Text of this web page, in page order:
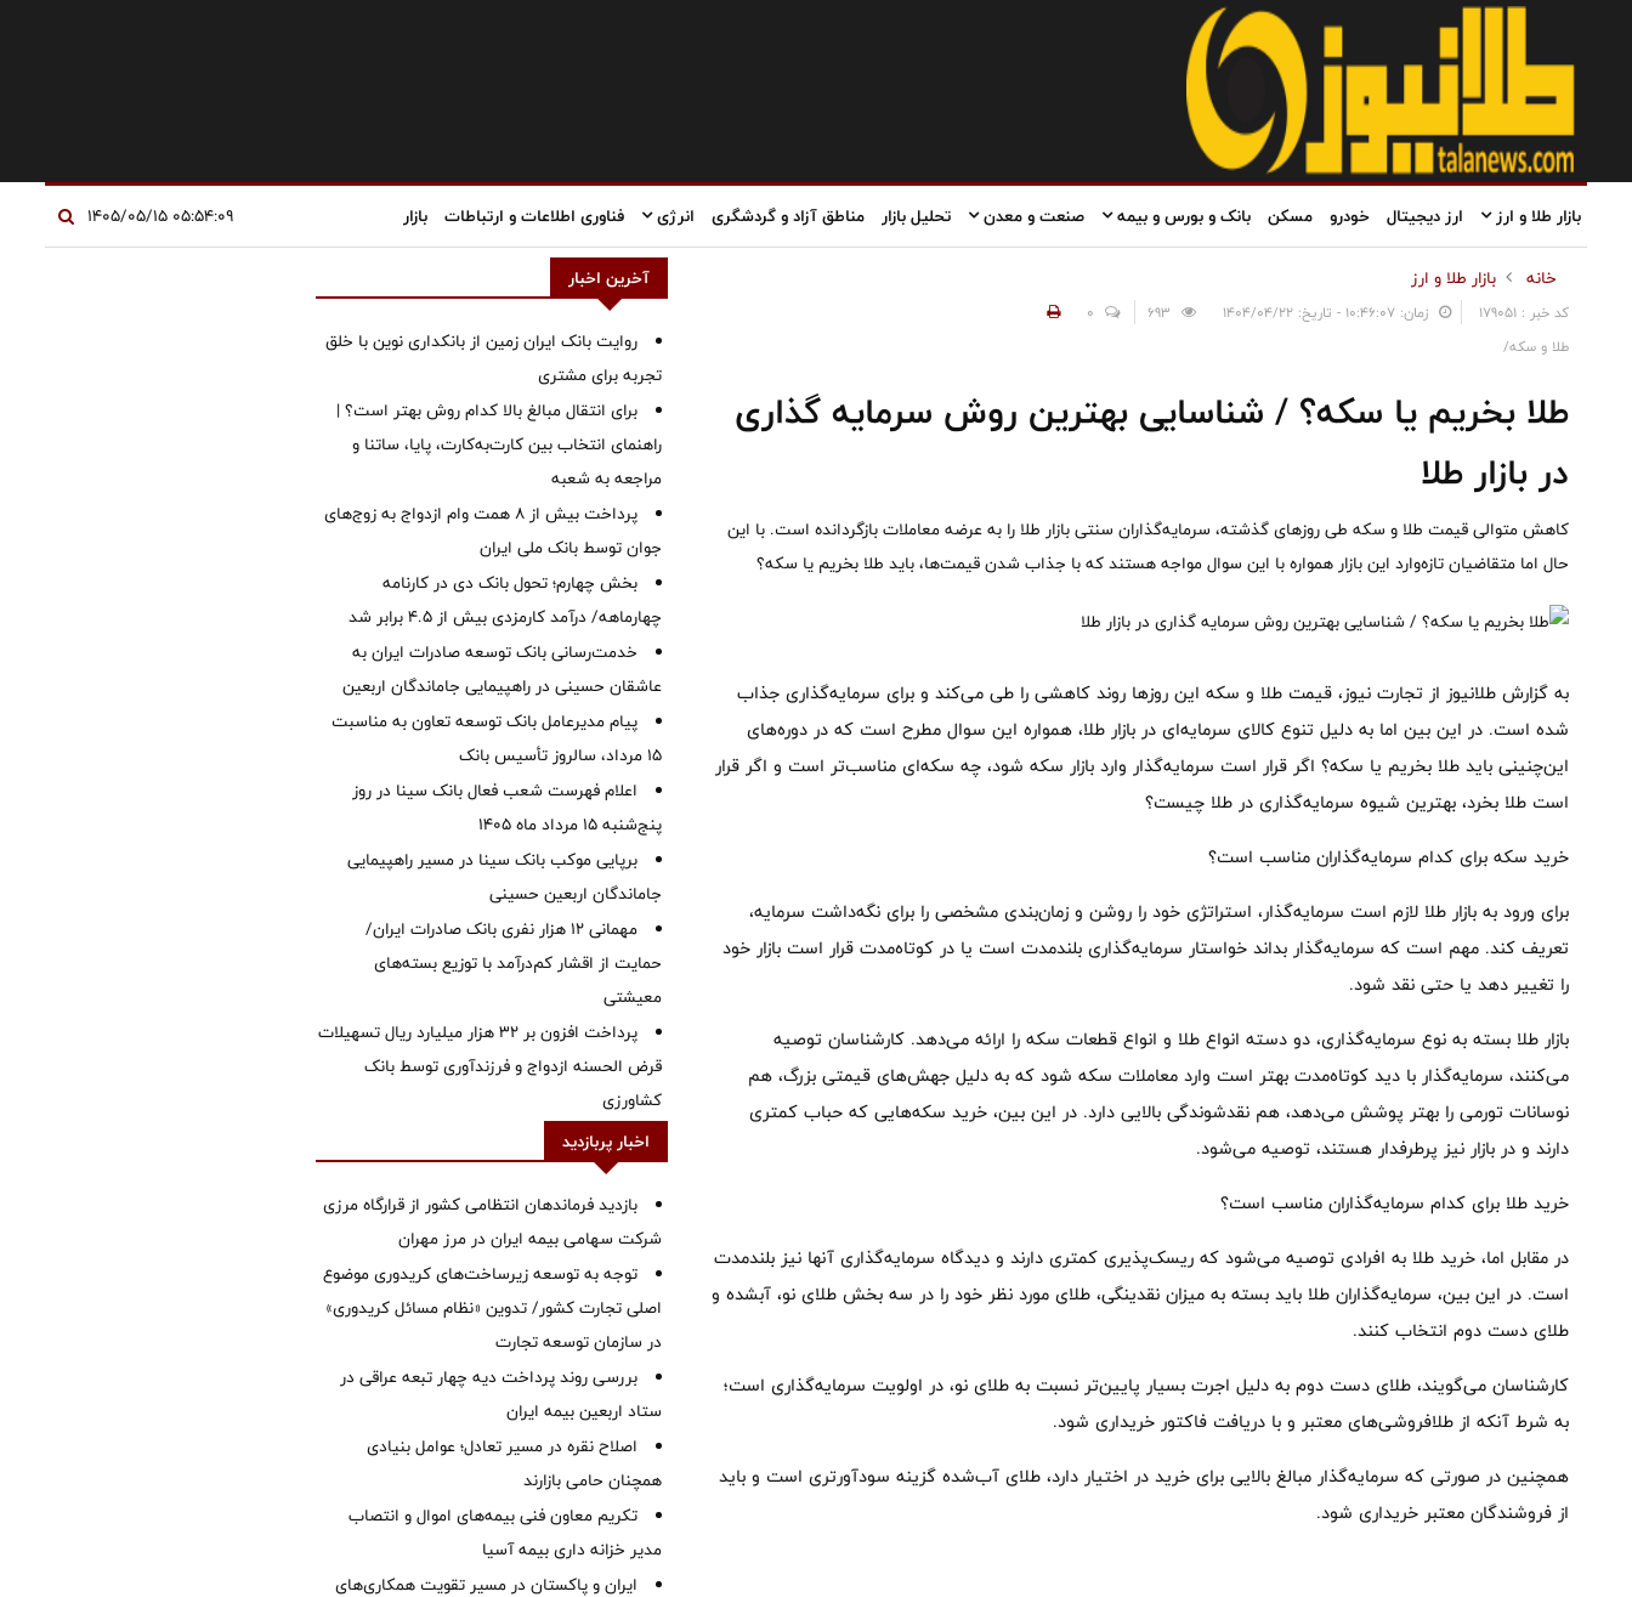
بازار طلا و ارز ارز دیجیتال خودرو مسکن بانک و بورس و بیمه صنعت و معدن تحلیل بازار مناطق آزاد و گردشگری انرژی فناوری اطلاعات و ارتباطات بازار
خانه بازار طلا و ارز
کد خبر : 179051 زمان: ۱۰:۴۶:۰۷ - تاریخ: ۱۴۰۴/۰۴/۲۲
0
طلا و سکه/
طلا بخریم یا سکه؟ / شناسایی بهترین روش سرمایه گذاری
در بازار طلا
کاهش متوالی قیمت طلا و سکه طی روزهای گذشته، سرمایه‌گذاران سنتی بازار طلا را به عرضه معاملات بازگردانده است. با این
حال اما متقاضیان تازه‌وارد این بازار همواره با این سوال مواجه هستند که با جذاب شدن قیمت‌ها، باید طلا بخریم یا سکه؟
به گزارش طلانیوز از تجارت نیوز، قیمت طلا و سکه این روزها روند کاهشی را طی می‌کند و برای سرمایه‌گذاری جذاب
شده است. در این بین اما به دلیل تنوع کالای سرمایه‌ای در بازار طلا، همواره این سوال مطرح است که در دوره‌های
این‌چنینی باید طلا بخریم یا سکه؟ اگر قرار است سرمایه‌گذار وارد بازار سکه شود، چه سکه‌ای مناسب‌تر است و اگر قرار
است طلا بخرد، بهترین شیوه سرمایه‌گذاری در طلا چیست؟
خرید سکه برای کدام سرمایه‌گذاران مناسب است؟
برای ورود به بازار طلا لازم است سرمایه‌گذار، استراتژی خود را روشن و زمان‌بندی مشخصی را برای نگه‌داشت سرمایه،
تعریف کند. مهم است که سرمایه‌‌گذار بداند خواستار سرمایه‌گذاری بلندمدت است یا در کوتاه‌مدت قرار است بازار خود
را تغییر دهد یا حتی نقد شود.
بازار طلا بسته به نوع سرمایه‌گذاری، دو دسته انواع طلا و انواع قطعات سکه را ارائه می‌دهد. کارشناسان توصیه
می‌کنند، سرمایه‌گذار با دید کوتاه‌مدت بهتر است وارد معاملات سکه شود که به دلیل جهش‌های قیمتی بزرگ، هم
نوسانات تورمی را بهتر پوشش می‌دهد، هم نقدشوندگی بالایی دارد. در این بین، خرید سکه‌هایی که حباب کمتری
دارند و در بازار نیز پرطرفدار هستند، توصیه می‌شود.
خرید طلا برای کدام سرمایه‌گذاران مناسب است؟
در مقابل اما، خرید طلا به افرادی توصیه می‌شود که ریسک‌پذیری کمتری دارند و دیدگاه سرمایه‌‌گذاری آنها نیز بلندمدت
است. در این بین، سرمایه‌‌گذاران طلا باید بسته به میزان نقدینگی، طلای مورد نظر خود را در سه بخش طلای نو، آبشده و
طلای دست دوم انتخاب کنند.
کارشناسان می‌گویند، طلای دست دوم به دلیل اجرت بسیار پایین‌تر نسبت به طلای نو، در اولویت سرمایه‌گذاری است؛
به شرط آنکه از طلافروشی‌های معتبر و با دریافت فاکتور خریداری شود.
همچنین در صورتی که سرمایه‌گذار مبالغ بالایی برای خرید در اختیار دارد، طلای آب‌شده گزینه سودآورتری است و باید
از فروشندگان معتبر خریداری شود.
آخرین اخبار
روایت بانک ایران زمین از بانکداری نوین با خلق
تجربه برای مشتری
برای انتقال مبالغ بالا کدام روش بهتر است؟ |
راهنمای انتخاب بین کارت‌به‌کارت، پایا، ساتنا و
مراجعه به شعبه
پرداخت بیش از ۸ همت وام ازدواج به زوج‌های
جوان توسط بانک ملی ایران
بخش چهارم؛ تحول بانک دی در کارنامه
چهارماهه/ درآمد کارمزدی بیش از ۴.۵ برابر شد
خدمت‌رسانی بانک توسعه صادرات ایران به
عاشقان حسینی در راهپیمایی جاماندگان اربعین
پیام مدیرعامل بانک توسعه تعاون به مناسبت
15 مرداد، سالروز تأسیس بانک
اعلام فهرست شعب فعال بانک سینا در روز
پنج‌شنبه 15 مرداد ماه 1405
برپایی موکب بانک سینا در مسیر راهپیمایی
جاماندگان اربعین حسینی
مهمانی ۱۲ هزار نفری بانک صادرات ایران/
حمایت از اقشار کم‌درآمد با توزیع بسته‌های
معیشتی
پرداخت افزون بر 32 هزار میلیارد ریال تسهیلات
قرض الحسنه ازدواج و فرزندآوری توسط بانک
کشاورزی
اخبار پربازدید
بازدید فرماندهان انتظامی کشور از قرارگاه مرزی
شرکت سهامی بیمه ایران در مرز مهران
توجه به توسعه زیرساخت‌های کریدوری موضوع
اصلی تجارت کشور/ تدوین «نظام مسائل کریدوری»
در سازمان توسعه تجارت
بررسی روند پرداخت دیه چهار تبعه عراقی در
ستاد اربعین بیمه ایران
اصلاح نقره در مسیر تعادل؛ عوامل بنیادی
همچنان حامی بازارند
تکریم معاون فنی بیمه‌های اموال و انتصاب
مدیر خزانه داری بیمه آسیا
ایران و پاکستان در مسیر تقویت همکاری‌های